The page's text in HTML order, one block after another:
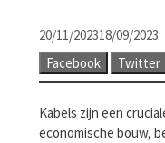
20/11/202318/09/2023
Facebook
Twitter
Kabels zijn een
economische bouw,